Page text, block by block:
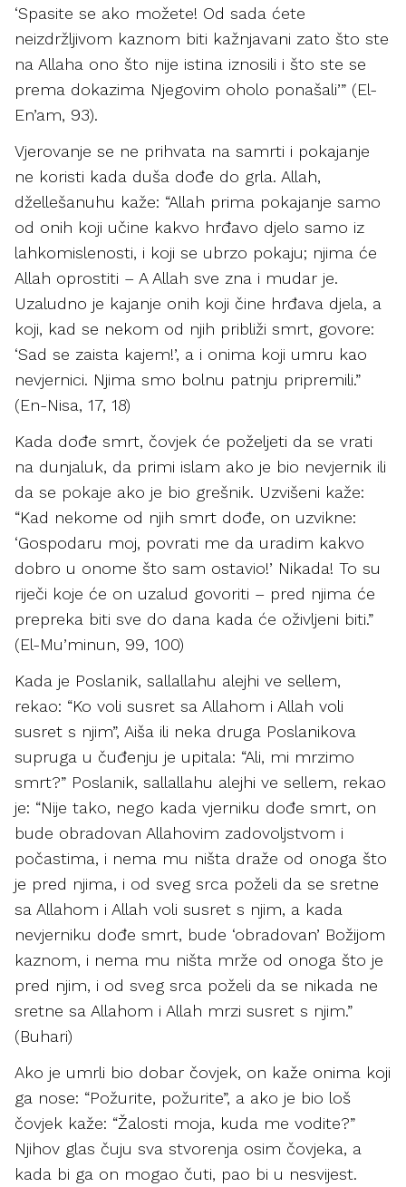
‘Spasite se ako možete! Od sada ćete
neizdržljivom kaznom biti kažnjavani zato što ste
na Allaha ono što nije istina iznosili i što ste se
prema dokazima Njegovim oholo ponašali’” (El-
En’am, 93).
Vjerovanje se ne prihvata na samrti i pokajanje
ne koristi kada duša dođe do grla. Allah,
džellešanuhu kaže: “Allah prima pokajanje samo
od onih koji učine kakvo hrđavo djelo samo iz
lahkomislenosti, i koji se ubrzo pokaju; njima će
Allah oprostiti – A Allah sve zna i mudar je.
Uzaludno je kajanje onih koji čine hrđava djela, a
koji, kad se nekom od njih približi smrt, govore:
‘Sad se zaista kajem!’, a i onima koji umru kao
nevjernici. Njima smo bolnu patnju pripremili.”
(En-Nisa, 17, 18)
Kada dođe smrt, čovjek će poželjeti da se vrati
na dunjaluk, da primi islam ako je bio nevjernik ili
da se pokaje ako je bio grešnik. Uzvišeni kaže:
“Kad nekome od njih smrt dođe, on uzvikne:
‘Gospodaru moj, povrati me da uradim kakvo
dobro u onome što sam ostavio!’ Nikada! To su
riječi koje će on uzalud govoriti – pred njima će
prepreka biti sve do dana kada će oživljeni biti.”
(El-Mu’minun, 99, 100)
Kada je Poslanik, sallallahu alejhi ve sellem,
rekao: “Ko voli susret sa Allahom i Allah voli
susret s njim”, Aiša ili neka druga Poslanikova
supruga u čuđenju je upitala: “Ali, mi mrzimo
smrt?” Poslanik, sallallahu alejhi ve sellem, rekao
je: “Nije tako, nego kada vjerniku dođe smrt, on
bude obradovan Allahovim zadovoljstvom i
počastima, i nema mu ništa draže od onoga što
je pred njima, i od sveg srca poželi da se sretne
sa Allahom i Allah voli susret s njim, a kada
nevjerniku dođe smrt, bude ‘obradovan’ Božijom
kaznom, i nema mu ništa mrže od onoga što je
pred njim, i od sveg srca poželi da se nikada ne
sretne sa Allahom i Allah mrzi susret s njim.”
(Buhari)
Ako je umrli bio dobar čovjek, on kaže onima koji
ga nose: “Požurite, požurite”, a ako je bio loš
čovjek kaže: “Žalosti moja, kuda me vodite?”
Njihov glas čuju sva stvorenja osim čovjeka, a
kada bi ga on mogao čuti, pao bi u nesvijest.